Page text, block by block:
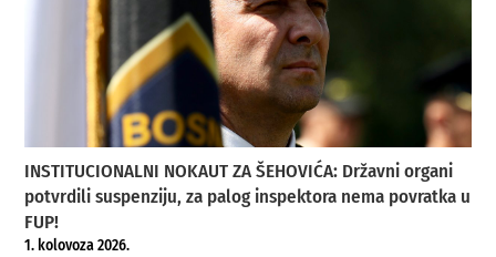
INSTITUCIONALNI NOKAUT ZA ŠEHOVIĆA: Državni organi
potvrdili suspenziju, za palog inspektora nema povratka u
FUP!
1. kolovoza 2026.